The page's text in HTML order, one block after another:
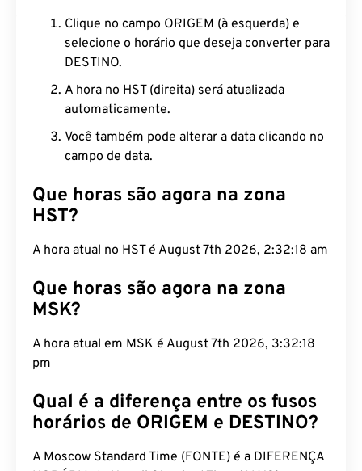
Clique no campo ORIGEM (à esquerda) e
selecione o horário que deseja converter para
DESTINO.
A hora no HST (direita) será atualizada
automaticamente.
Você também pode alterar a data clicando no
campo de data.
Que horas são agora na zona
HST?
A hora atual no HST é August 7th 2026, 2:32:19 am
Que horas são agora na zona
MSK?
A hora atual em MSK é August 7th 2026, 3:32:19
pm
Qual é a diferença entre os fusos
horários de ORIGEM e DESTINO?
A Moscow Standard Time (FONTE) é a DIFERENÇA